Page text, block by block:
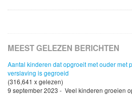
MEEST GELEZEN BERICHTEN
Aantal kinderen dat opgroeit met ouder met
verslaving is gegroeid
(316,641 x gelezen)
9 september 2023 - Veel kinderen groeien